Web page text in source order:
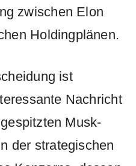
zwischen Elon
Holdingplänen.
ist
Nachricht
Musk-
der strategischen